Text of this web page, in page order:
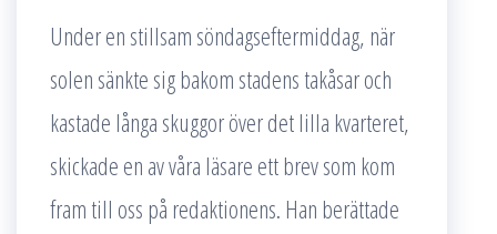
Under en stillsam söndagseftermiddag, när
solen sänkte sig bakom stadens takåsar och
kastade långa skuggor över det lilla kvarteret,
skickade en av våra läsare ett brev som kom
fram till oss på redaktionens. Han berättade